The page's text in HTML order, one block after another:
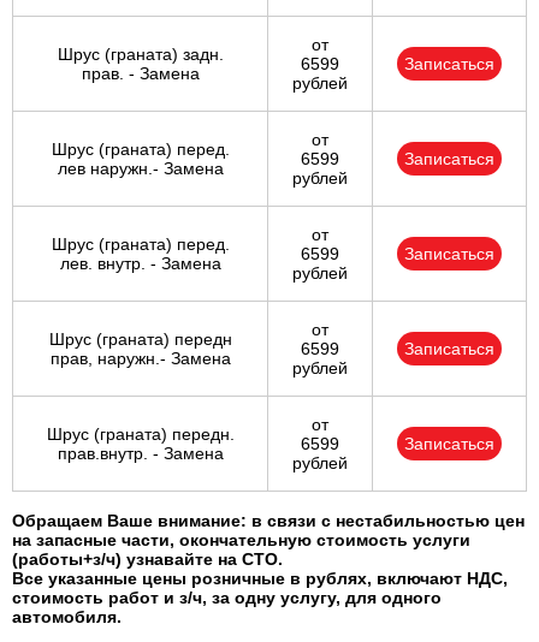
Шрус (граната) задн.
прав. - Замена
от
6599
рублей
Записаться
Шрус (граната) перед.
лев наружн.- Замена
от
6599
рублей
Записаться
Шрус (граната) перед.
лев. внутр. - Замена
от
6599
рублей
Записаться
Шрус (граната) передн
прав, наружн.- Замена
от
6599
рублей
Записаться
Шрус (граната) передн.
прав.внутр. - Замена
от
6599
рублей
Записаться
Обращаем Ваше внимание: в связи с нестабильностью цен
на запасные части, окончательную стоимость услуги
(работы+з/ч) узнавайте на СТО.
Все указанные цены розничные в рублях, включают НДС,
стоимость работ и з/ч, за одну услугу, для одного
автомобиля.